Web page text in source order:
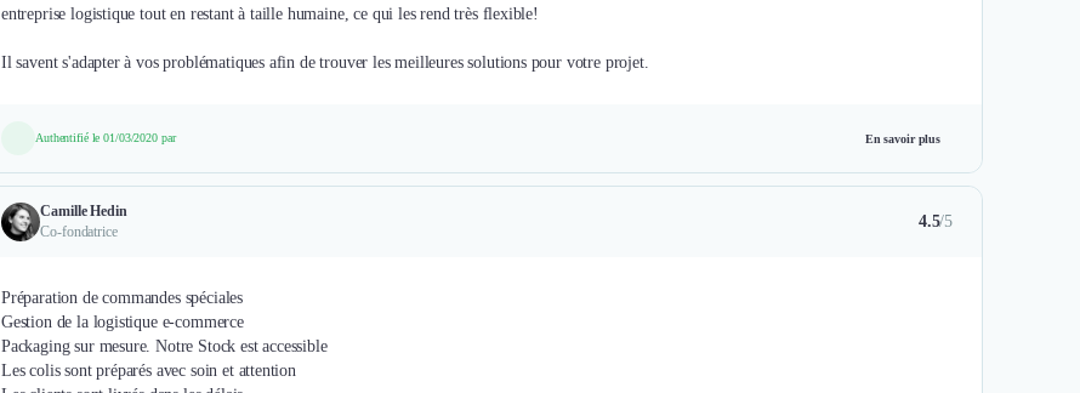
entreprise logistique tout en restant à taille humaine, ce qui les rend très flexible!
Il savent s'adapter à vos problématiques afin de trouver les meilleures solutions pour votre projet.
Authentifié le 01/03/2020 par En savoir plus
Camille Hedin
Co-fondatrice
4.5/5
Préparation de commandes spéciales
Gestion de la logistique e-commerce
Packaging sur mesure. Notre Stock est accessible
Les colis sont préparés avec soin et attention